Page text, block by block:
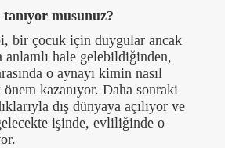
tanıyor musunuz?
bir çocuk için duygular ancak
anlamlı hale gelebildiğinden,
o aynayı kimin nasıl
kazanıyor. Daha sonraki
dış dünyaya açılıyor ve
işinde, evliliğinde o